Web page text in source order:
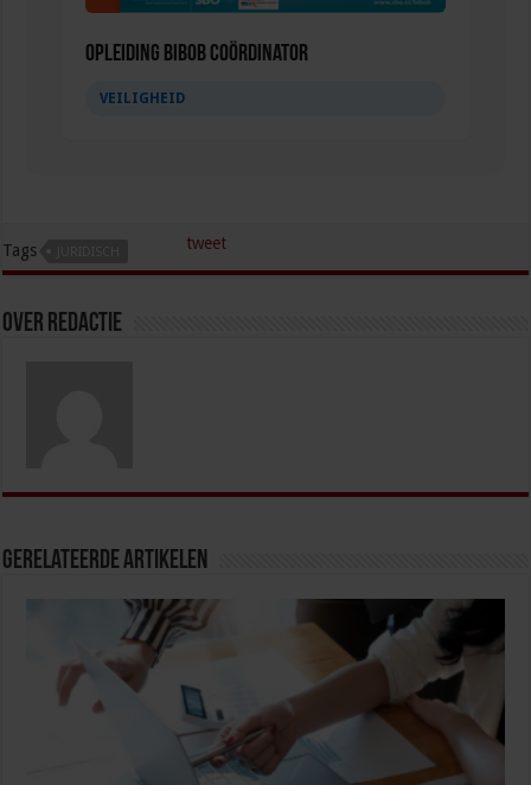
Opleiding Bibob coördinator
VEILIGHEID
tweet
Tags
Over redactie
Gerelateerde Artikelen